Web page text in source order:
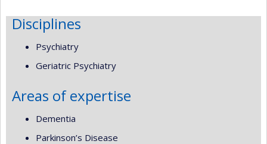
Disciplines
Psychiatry
Geriatric Psychiatry
Areas of expertise
Dementia
Parkinson’s Disease